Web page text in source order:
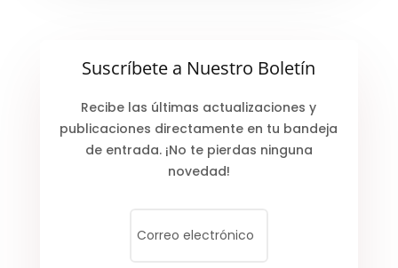
Suscríbete a Nuestro Boletín
Recibe las últimas actualizaciones y
publicaciones directamente en tu bandeja
de entrada. ¡No te pierdas ninguna
novedad!